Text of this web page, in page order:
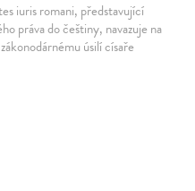
iuris romani, představující
práva do češtiny, navazuje na
úsilí císaře